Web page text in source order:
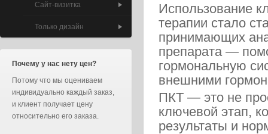
Использование
терапии стало
принимающих
препарата —
гормональную
внешними
ПКТ — это не
ключевой этап,
результаты и
Сайт-визитка
Только дизайн
Почему у нас нету цен?
Потому что мы оцениваем
индивидуально каждый заказ,
и клиент получает цену
относительно его заказа.